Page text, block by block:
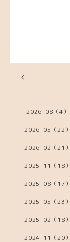
2026-08（4）
2026-05（22）
2026-02（21）
2025-11（18）
2025-08（17）
2025-05（23）
2025-02（18）
2024-11（20）